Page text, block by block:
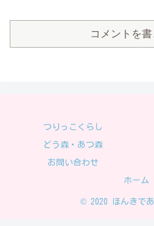
コメントを
つりっこくらし
どう森・あつ森
お問い合わせ
ホーム
© 2020 ほんきで